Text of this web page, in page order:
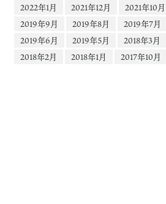
2022年1月
2021年12月
2021年10月
2019年9月
2019年8月
2019年7月
2019年6月
2019年5月
2018年3月
2018年2月
2018年1月 2017年10月